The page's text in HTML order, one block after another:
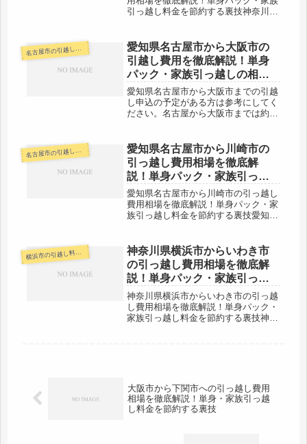
引っ越し料金を節約する裏技神奈川県
しを予定している人もご参考くださ
い。堺市までは約500kmあります。
横...
名 古屋市の引越し料金・代金相場・見積り情報
愛知県名古屋市から大阪市の
引越し費用を徹底解説！単身
パック・家族引っ越しの相
場・料金はいくら？
愛知県名古屋市から大阪市までの引越
し申込の予定がある方は参考にしてく
ださい。名古屋から大阪市までは約
の多い都市になります。大阪市の新居
の前に引越し車両が停められるスペ
ー...
名 古屋市の引越し料金・代金相場・見積り情報
愛知県名古屋市から川崎市の
引っ越し費用相場を徹底解
説！単身パック・家族引っ越
し料金を節約する裏技
愛知県名古屋市から川崎市の引っ越し
費用相場を徹底解説！単身パック・家
族引っ越し料金を節約する裏技愛知県
しょう。川崎市から愛知県名古屋市へ
引越しを検討している人も参考になる
と...
横浜市の引越し料金・代金相場・見積り情報
神奈川県横浜市からいわき市
の引っ越し費用相場を徹底解
説！単身パック・家族引っ越
し料金を節約する裏技
神奈川県横浜市からいわき市の引っ越
し費用相場を徹底解説！単身パック・
家族引っ越し料金を節約する裏技神奈
大阪市から下関市への引っ越し費用
相場を徹底解説！単身・家族引っ越
し料金を節約する裏技